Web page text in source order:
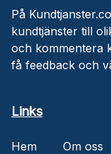
På
kundtjänster till
och kommentera
få feedback och
Links
Hem Om oss